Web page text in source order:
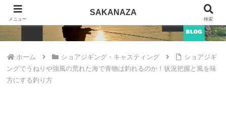
SAKANAZA
ホーム ショアジギング・キャスティング
ショアジギ
ングでうねりや強風の荒れた海で青物は釣れるのか！状況把握と風を味
方にする釣り方
メニュー
SAKANAZA
検索